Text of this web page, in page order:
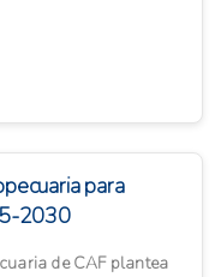
para
2030
de CAF plantea